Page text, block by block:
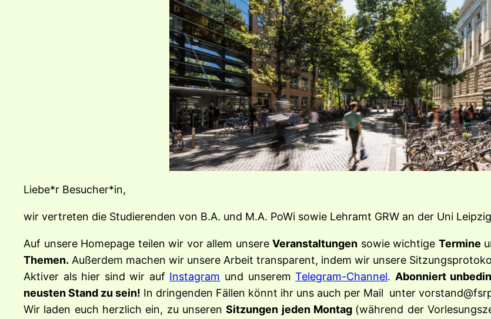
Liebe*r Besucher*in,
wir vertreten die Studierenden von B.A. und M.A. PoWi sowie Lehramt GRW an der Uni
Auf unsere Homepage teilen wir vor allem unsereVeranstaltungen sowie wichtige Termine
Themen. Außerdem machen wir unsere Arbeit transparent, indem wir unsere
Aktiver als hier sind wir auf Instagram und unseremTelegram-Channel. Abonniert
neusten Stand zu sein! In dringenden Fällen könnt ihr uns auch per Mail unter
Wir laden euch herzlich ein, zu unserenSitzungen jeden Montag (während der